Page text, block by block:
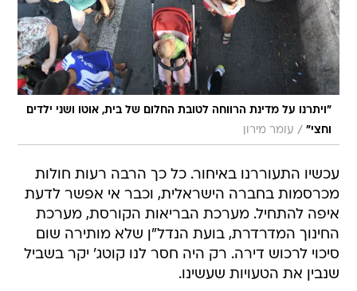
"ויתרנו על מדינת הרווחה לטובת החלום של בית, אוטו ושני ילדים
וחצי" / עומר מירון
עכשיו התעוררנו באיחור. כל כך הרבה רעות חולות
מכרסמות בחברה הישראלית, וכבר אי אפשר לדעת
איפה להתחיל. מערכת הבריאות הקורסת, מערכת
החינוך המדרדרת, בועת הנדל"ן שלא מותירה שום
סיכוי לרכוש דירה. רק היה חסר לנו קוטג' יקר בשביל
שנבין את הטעויות שעשינו.